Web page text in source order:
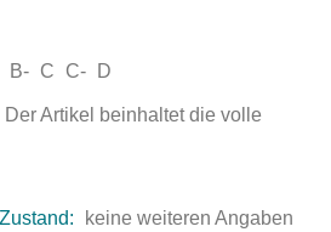
B- C C- D
Artikel beinhaltet die volle
keine weiteren Angaben